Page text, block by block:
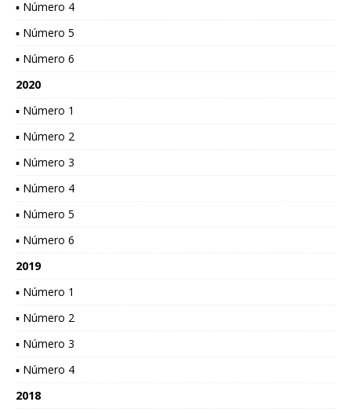
▪ Número 4
▪ Número 5
▪ Número 6
2020
▪ Número 1
▪ Número 2
▪ Número 3
▪ Número 4
▪ Número 5
▪ Número 6
2019
▪ Número 1
▪ Número 2
▪ Número 3
▪ Número 4
2018